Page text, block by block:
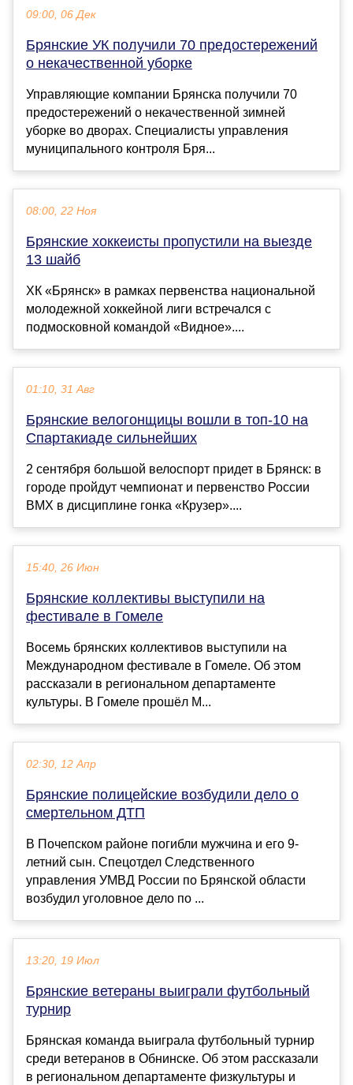
09:00, 06 Дек
Брянские УК получили 70 предостережений
о некачественной уборке
Управляющие компании Брянска получили 70
предостережений о некачественной зимней
уборке во дворах. Специалисты управления
муниципального контроля Бря...
08:00, 22 Ноя
Брянские хоккеисты пропустили на выезде
13 шайб
ХК «Брянск» в рамках первенства национальной
молодежной хоккейной лиги встречался с
подмосковной командой «Видное»....
01:10, 31 Авг
Брянские велогонщицы вошли в топ-10 на
Спартакиаде сильнейших
2 сентября большой велоспорт придет в Брянск: в
городе пройдут чемпионат и первенство России
ВМХ в дисциплине гонка «Крузер»....
15:40, 26 Июн
Брянские коллективы выступили на
фестивале в Гомеле
Восемь брянских коллективов выступили на
Международном фестивале в Гомеле. Об этом
рассказали в региональном департаменте
культуры. В Гомеле прошёл М...
02:30, 12 Апр
Брянские полицейские возбудили дело о
смертельном ДТП
В Почепском районе погибли мужчина и его 9-
летний сын. Спецотдел Следственного
управления УМВД России по Брянской области
возбудил уголовное дело по ...
13:20, 19 Июл
Брянские ветераны выиграли футбольный
турнир
Брянская команда выиграла футбольный турнир
среди ветеранов в Обнинске. Об этом рассказали
в региональном департаменте физкультуры и